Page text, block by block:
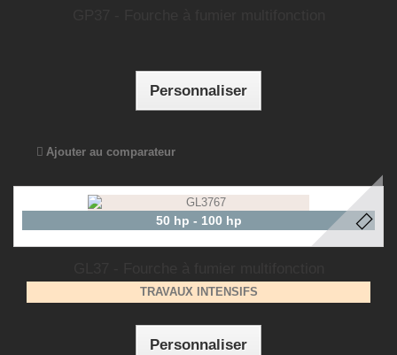
Personnaliser
Ajouter au comparateur
50 hp - 100 hp
TRAVAUX INTENSIFS
Personnaliser